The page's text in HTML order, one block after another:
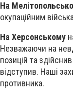
На
окупаційним
На Херсонському
Незважаючи на
позицій та
відступив. Наші
противника.